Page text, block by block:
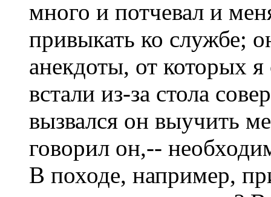
много и потчевал и
привыкать ко службе;
анекдоты, от которых
встали из-за стола
вызвался он выучить
говорил он,--
В походе, например,